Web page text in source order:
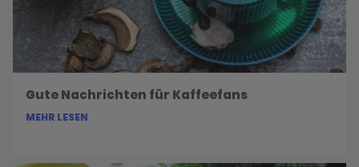
Gute Nachrichten für Kaffeefans
MEHR LESEN